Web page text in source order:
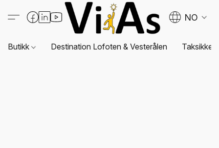
NO
Butikk Destination Lofoten & Vesterålen